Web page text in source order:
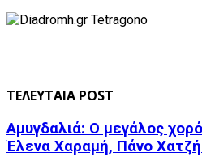
ΤΕΛΕΥΤΑΙΑ POST
Αμυγδαλιά: Ο μεγάλος
Έλενα Χαραμή, Πάνο